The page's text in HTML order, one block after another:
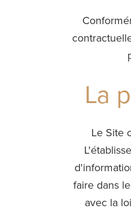
La
Le Site
faire dans
avec la